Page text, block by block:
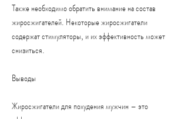
Также необходимо обратить внимание на состав
жиросжигателей. Некоторые жиросжигатели
содержат стимуляторы, и их эффективность может
снизиться.
Выводы
Жиросжигатели для похудения мужчин – это